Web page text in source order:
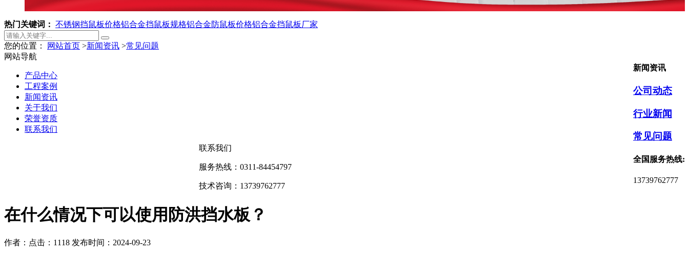
热门关键词： 不锈钢挡鼠板价格铝合金挡鼠板规格铝合金防鼠板价格铝合金挡鼠板厂家
您的位置： 网站首页 >新闻资讯 >常见问题
新闻资讯
公司动态
行业新闻
常见问题
全国服务热线:
13739762777
在什么情况下可以使用防洪挡水板？
作者： 点击：1118 发布时间：2024-09-23
网站导航
产品中心
工程案例
新闻资讯
关于我们
荣誉资质
联系我们
联系我们
服务热线：0311-84454797
技术咨询：13739762777